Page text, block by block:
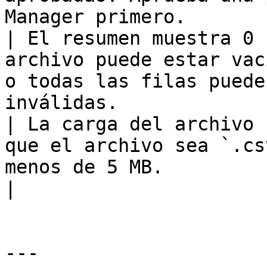
Manager primero.
| El resumen
archivo puede estar
o todas las filas
inválidas.
| La carga del
que el archivo sea
menos de 5 MB.
---